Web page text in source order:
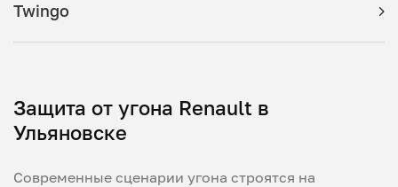
Twingo
Защита от угона Renault в
Ульяновске
Современные сценарии угона строятся на